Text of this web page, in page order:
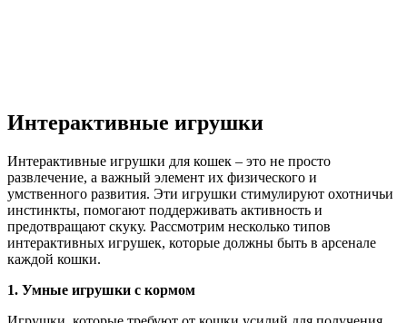
Интерактивные игрушки
Интерактивные игрушки для кошек – это не просто
развлечение, а важный элемент их физического и
умственного развития. Эти игрушки стимулируют охотничьи
инстинкты, помогают поддерживать активность и
предотвращают скуку. Рассмотрим несколько типов
интерактивных игрушек, которые должны быть в арсенале
каждой кошки.
1. Умные игрушки с кормом